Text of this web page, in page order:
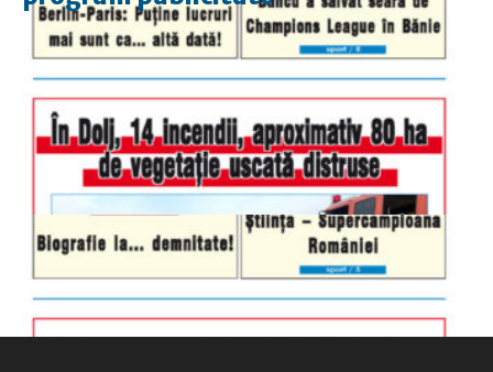
luni-vineri
9.00 - 17.00
duminică
9.00 - 12.00